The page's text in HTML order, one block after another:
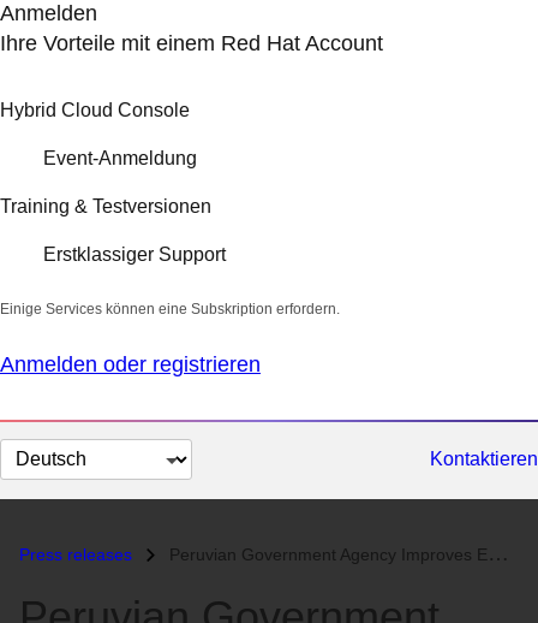
Anmelden
Ihre Vorteile mit einem Red Hat Account
Hybrid Cloud Console
Event-Anmeldung
Training & Testversionen
Erstklassiger Support
Einige Services können eine Subskription erfordern.
Anmelden oder registrieren
Sprache
auswählen
Kontaktieren
Press releases Peruvian Government Agency Improves Employee Collaboration with Open S...